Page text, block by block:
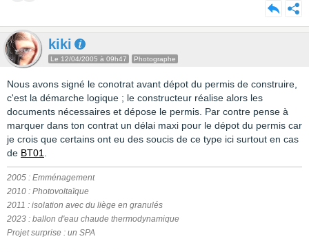
kiki
Le 12/04/2005 à 09h47 Photographe
Nous avons signé le conotrat avant dépot du permis de construire,
c'est la démarche logique ; le constructeur réalise alors les
documents nécessaires et dépose le permis. Par contre pense à
marquer dans ton contrat un délai maxi pour le dépot du permis car
je crois que certains ont eu des soucis de ce type ici surtout en cas
de BT01
2005 : Emménagement
2010 : Photovoltaïque
2011 : isolation avec du liège en granulés
2023 : ballon d'eau chaude thermodynamique
Projet surprise : un SPA